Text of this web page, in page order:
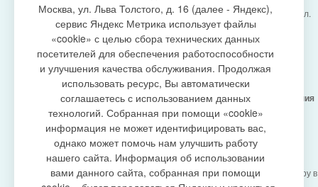
создание сайта
Администрация городского поселения Излучинск, ул.
Энергетиков, 6, пгт. Излучинск, Нижневартовский
район,
Ханты-Мансийский автономный округ-Югра
(Тюменская область), 628634
Сетевое изданиеhttps://www.gp-izluchinsk.ru
16+
Учредитель -Администрация городского поселения
Излучинск
Главный редактор - Бурич Денис Ярославович
Телефон/факс: (3466) 28-13-77 , e-mail:
admizl@rambler.ru
Сетевое изданиеhttps://www.gp-izluchinsk.ru
зарегистрировано Федеральной службой по надзору в
Москва, ул. Льва Толстого, д. 16 (далее - Яндекс),
сервис Яндекс Метрика использует файлы
«cookie» с целью сбора технических данных
посетителей для обеспечения работоспособности
и улучшения качества обслуживания. Продолжая
использовать ресурс, Вы автоматически
соглашаетесь с использованием данных
технологий. Собранная при помощи «cookie»
информация не может идентифицировать вас,
однако может помочь нам улучшить работу
нашего сайта. Информация об использовании
вами данного сайта, собранная при помощи